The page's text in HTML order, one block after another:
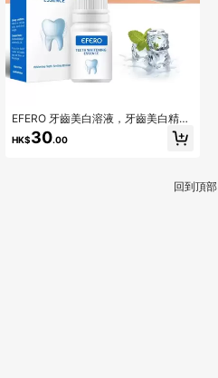
EFERO 牙齒美白溶液，牙齒美白精
華，1入組專業牙齒護理產品提亮牙齒
口腔清潔
HK$30.00
回到頂部